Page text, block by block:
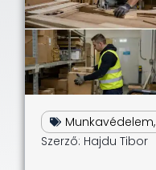
Munkavédelem,
Szerző: Hajdu Tibor